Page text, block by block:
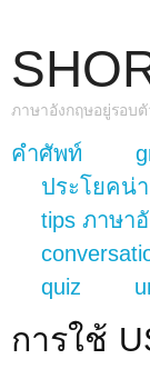
ภาษาอังกฤษอยู่รอบตั
Main
skip to
คำศัพท์
ประโยคน่
tips ภาษา
quiz
การใช้